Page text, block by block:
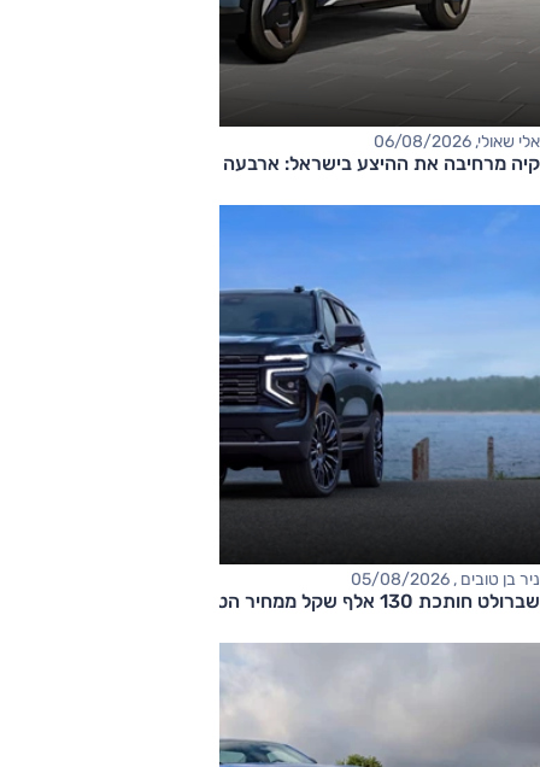
אלי שאולי, 06/08/2026
קיה מרחיבה את ההיצע בישראל: ארבעה דגמים חדשים בדרך
ניר בן טובים , 05/08/2026
שברולט חותכת 130 אלף שקל ממחיר הטאהו